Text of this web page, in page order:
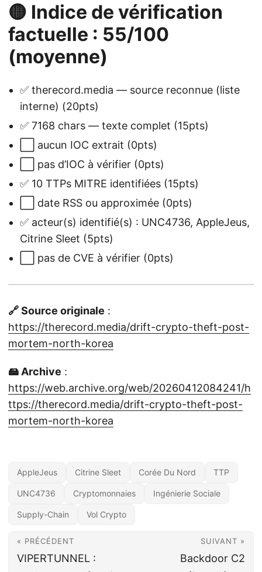
🟡 Indice de vérification
factuelle : 55/100
(moyenne)
✅ therecord.media — source reconnue (liste
interne) (20pts)
✅ 7168 chars — texte complet (15pts)
⬜ aucun IOC extrait (0pts)
⬜ pas d’IOC à vérifier (0pts)
✅ 10 TTPs MITRE identifiées (15pts)
⬜ date RSS ou approximée (0pts)
✅ acteur(s) identifié(s) : UNC4736, AppleJeus,
Citrine Sleet (5pts)
⬜ pas de CVE à vérifier (0pts)
🔗 Source originale :
https://therecord.media/drift-crypto-theft-post-
mortem-north-korea
🖴 Archive :
https://web.archive.org/web/20260412084241/h
ttps://therecord.media/drift-crypto-theft-post-
mortem-north-korea
AppleJeus Citrine Sleet Corée Du Nord TTP
UNC4736 Cryptomonnaies Ingénierie Sociale
Supply-Chain Vol Crypto
« PRÉCÉDENT
VIPERTUNNEL :
SUIVANT »
Backdoor C2